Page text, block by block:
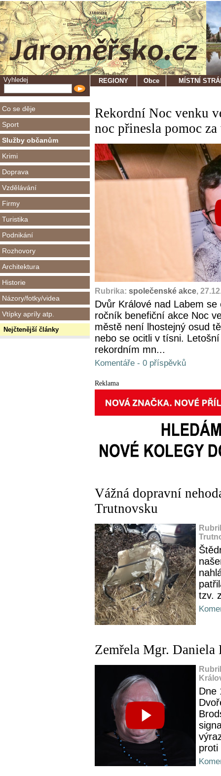
Vyhledej
Co se děje
Sport
Služby občanům
Krimi
Doprava
Vzdělávání
Firmy
Turistika
Podnikání
Rozhovory
Architektura
Historie
Názory/fotky/videa
Vtípky apríly atp.
Nejčtenější články
REGIONY Obce MÍSTNÍ
Rekordní Noc venku
noc přinesla pomoc
Rubrika: společenské akce,
Dvůr Králové nad Labem
ročník benefiční akce Noc
městě není lhostejný osud
nebo se ocitli v tísni.
rekordním mn...
Komentáře - 0 příspěvků
Reklama
Vážná dopravní
Trutnovsku
tzv.
Zemřela Mgr. Daniela
Dne
proti